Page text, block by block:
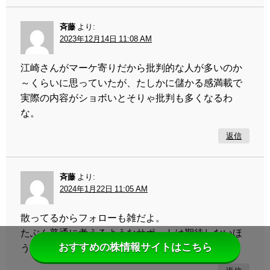
斉藤 より:
2023年12月14日 11:08 AM
江崎さんがマーケ寄りだから批判的な人が多いのか
～くらいに思っていたが、たしかに儲かる感満載で
実際の内容がショボいとそりゃ批判も多くなるわ
な。
返信
斉藤 より:
2024年1月22日 11:05 AM
散ってるからフォローも雑だよ。
たぶん普通に考えるようなサポートは期待しないほ
うがいいと思う。おすすめの株情報サイトはこちら